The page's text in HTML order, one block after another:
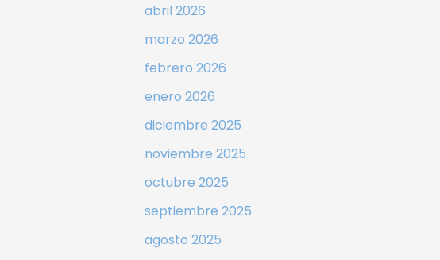
abril 2026
marzo 2026
febrero 2026
enero 2026
diciembre 2025
noviembre 2025
octubre 2025
septiembre 2025
agosto 2025